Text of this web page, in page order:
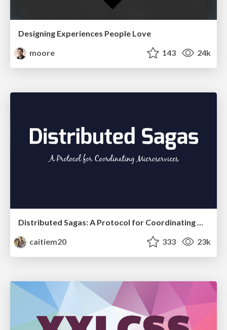
Designing Experiences People Love
moore
143 24k
Distributed Sagas: A Protocol for Coordinating Microservices
caitiem20
333 23k